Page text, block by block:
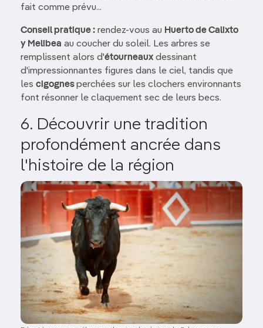
fait comme prévu...
Conseil pratique : rendez-vous au Huerto de Calixto
y Melibea au coucher du soleil. Les arbres se
remplissent alors d'étourneauxdessinant
d'impressionnantes figures dans le ciel, tandis que
les cigognesperchées sur les clochers environnants
font résonner le claquement sec de leurs becs.
6. Découvrir une tradition
profondément ancrée dans
l'histoire de la région
Image